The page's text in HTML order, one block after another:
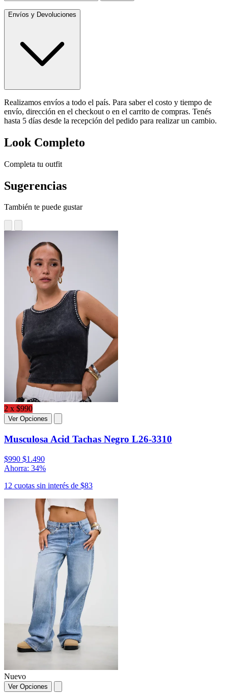
Envíos y Devoluciones
Realizamos envíos a todo el país. Para saber el costo y tiempo de
envío, dirección en el checkout o en el carrito de compras. Tenés
hasta 5 días desde la recepción del pedido para realizar un cambio.
Look Completo
Completa tu outfit
Sugerencias
También te puede gustar
2 x $990
Ver Opciones
Musculosa Acid Tachas Negro L26-3310
$990 $1.490
Ahorra: 34%
12 cuotas sin interés de $83
Nuevo
Ver Opciones